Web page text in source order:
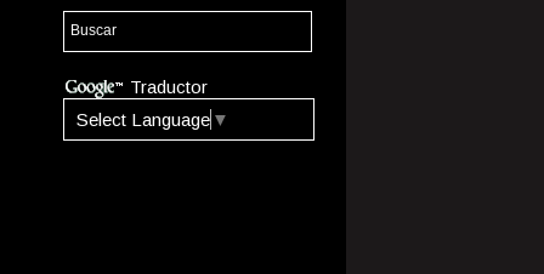
Traductor
Select Language ▼